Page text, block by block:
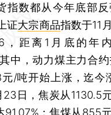
指数都从今年底部反
证大宗商品指数于11
，距离1月底的年
中，动力煤主力合
/吨开始上涨，迄今
23日，焦炭从1130.5
91.07%；焦煤从855